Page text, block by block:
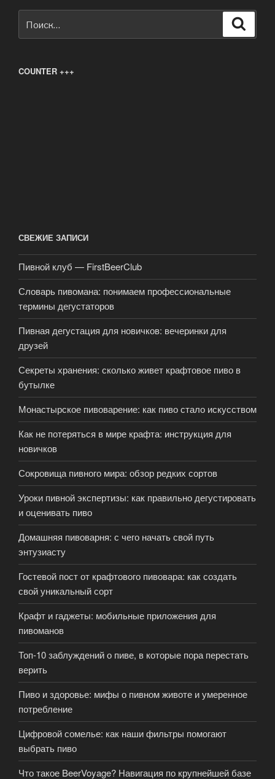
COUNTER +++
СВЕЖИЕ ЗАПИСИ
Пивной клуб — FirstBeerClub
Словарь пивомана: понимаем профессиональные
термины дегустаторов
Пивная дегустация для новичков: вечеринки для
друзей
Секреты хранения: сколько живет крафтовое пиво в
бутылке
Монастырское пивоварение: как пиво стало искусством
Как не потеряться в мире крафта: инструкция для
новичков
Сокровища пивного мира: обзор редких сортов
Уроки пивной экспертизы: как правильно дегустировать
и оценивать пиво
Домашняя пивоварня: с чего начать свой путь
энтузиасту
Гостевой пост от крафтового пивовара: как создать
свой уникальный сорт
Крафт и гаджеты: мобильные приложения для
пивоманов
Топ-10 заблуждений о пиве, в которые пора перестать
верить
Пиво и здоровье: мифы о пивном животе и умеренное
потребление
Цифровой сомелье: как наши фильтры помогают
выбрать пиво
Что такое BeerVoyage? Навигация по крупнейшей базе